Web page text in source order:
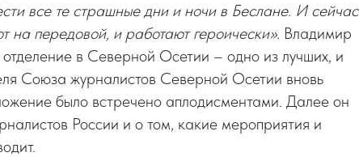
все те страшные дни и ночи в Беслане. И сейчас
на передовой, и работают героически». Владимир
в Северной Осетии – одно из лучших, и
Союза журналистов Северной Осетии вновь
было встречено аплодисментами. Далее он
России и о том, какие мероприятия и